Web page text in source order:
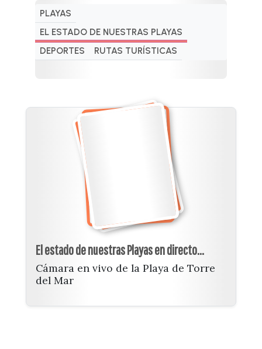
PLAYAS
EL ESTADO DE NUESTRAS PLAYAS
DEPORTES
RUTAS TURÍSTICAS
El estado de nuestras Playas en directo...
Cámara en vivo de la Playa de Torre
del Mar